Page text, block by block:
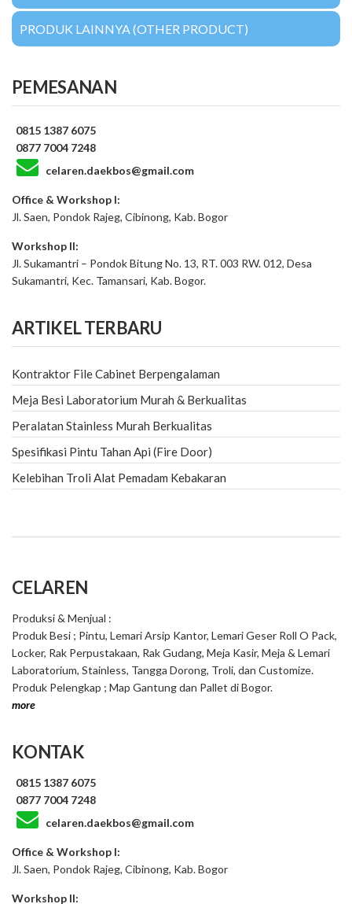
PRODUK LAINNYA (OTHER PRODUCT)
PEMESANAN
0815 1387 6075
0877 7004 7248
celaren.daekbos@gmail.com
Office & Workshop I:
Jl. Saen, Pondok Rajeg, Cibinong, Kab. Bogor
Workshop II:
Jl. Sukamantri – Pondok Bitung No. 13, RT. 003 RW. 012, Desa
Sukamantri, Kec. Tamansari, Kab. Bogor.
ARTIKEL TERBARU
Kontraktor File Cabinet Berpengalaman
Meja Besi Laboratorium Murah & Berkualitas
Peralatan Stainless Murah Berkualitas
Spesifikasi Pintu Tahan Api (Fire Door)
Kelebihan Troli Alat Pemadam Kebakaran
CELAREN
Produksi & Menjual :
Produk Besi ; Pintu, Lemari Arsip Kantor, Lemari Geser Roll O Pack,
Locker, Rak Perpustakaan, Rak Gudang, Meja Kasir, Meja & Lemari
Laboratorium, Stainless, Tangga Dorong, Troli, dan Customize.
Produk Pelengkap ; Map Gantung dan Pallet di Bogor.
more
KONTAK
0815 1387 6075
0877 7004 7248
celaren.daekbos@gmail.com
Office & Workshop I:
Jl. Saen, Pondok Rajeg, Cibinong, Kab. Bogor
Workshop II: